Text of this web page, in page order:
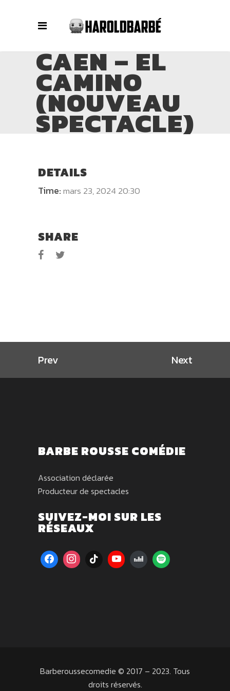
CAEN – EL
CAMINO
(NOUVEAU
SPECTACLE)
DETAILS
Time:mars 23, 2024 20:30
SHARE
Prev Next
BARBE ROUSSE COMÉDIE
Association déclarée
Producteur de spectacles
SUIVEZ-MOI SUR LES
RÉSEAUX
Barberoussecomedie © 2017 – 2023. Tous
droits réservés.